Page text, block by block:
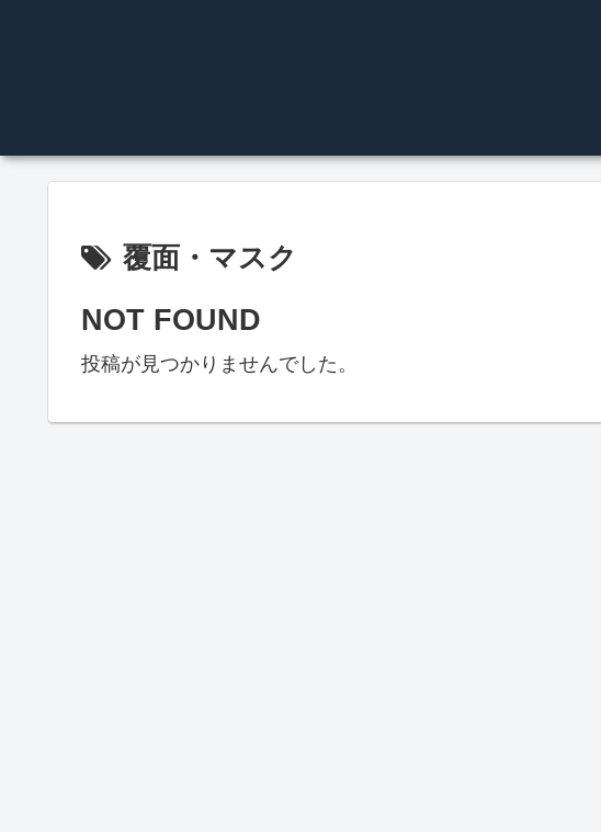
覆面・マスク
NOT FOUND
投稿が見つかりませんでした。